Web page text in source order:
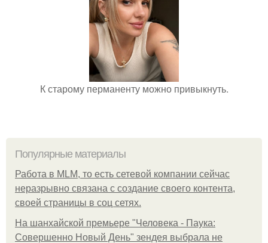
К старому перманенту можно привыкнуть.
Популярные материалы
Работа в MLM, то есть сетевой компании сейчас
неразрывно связана с создание своего контента,
своей страницы в соц сетях.
На шанхайской премьере "Человека - Паука:
Совершенно Новый День" зендея выбрала не